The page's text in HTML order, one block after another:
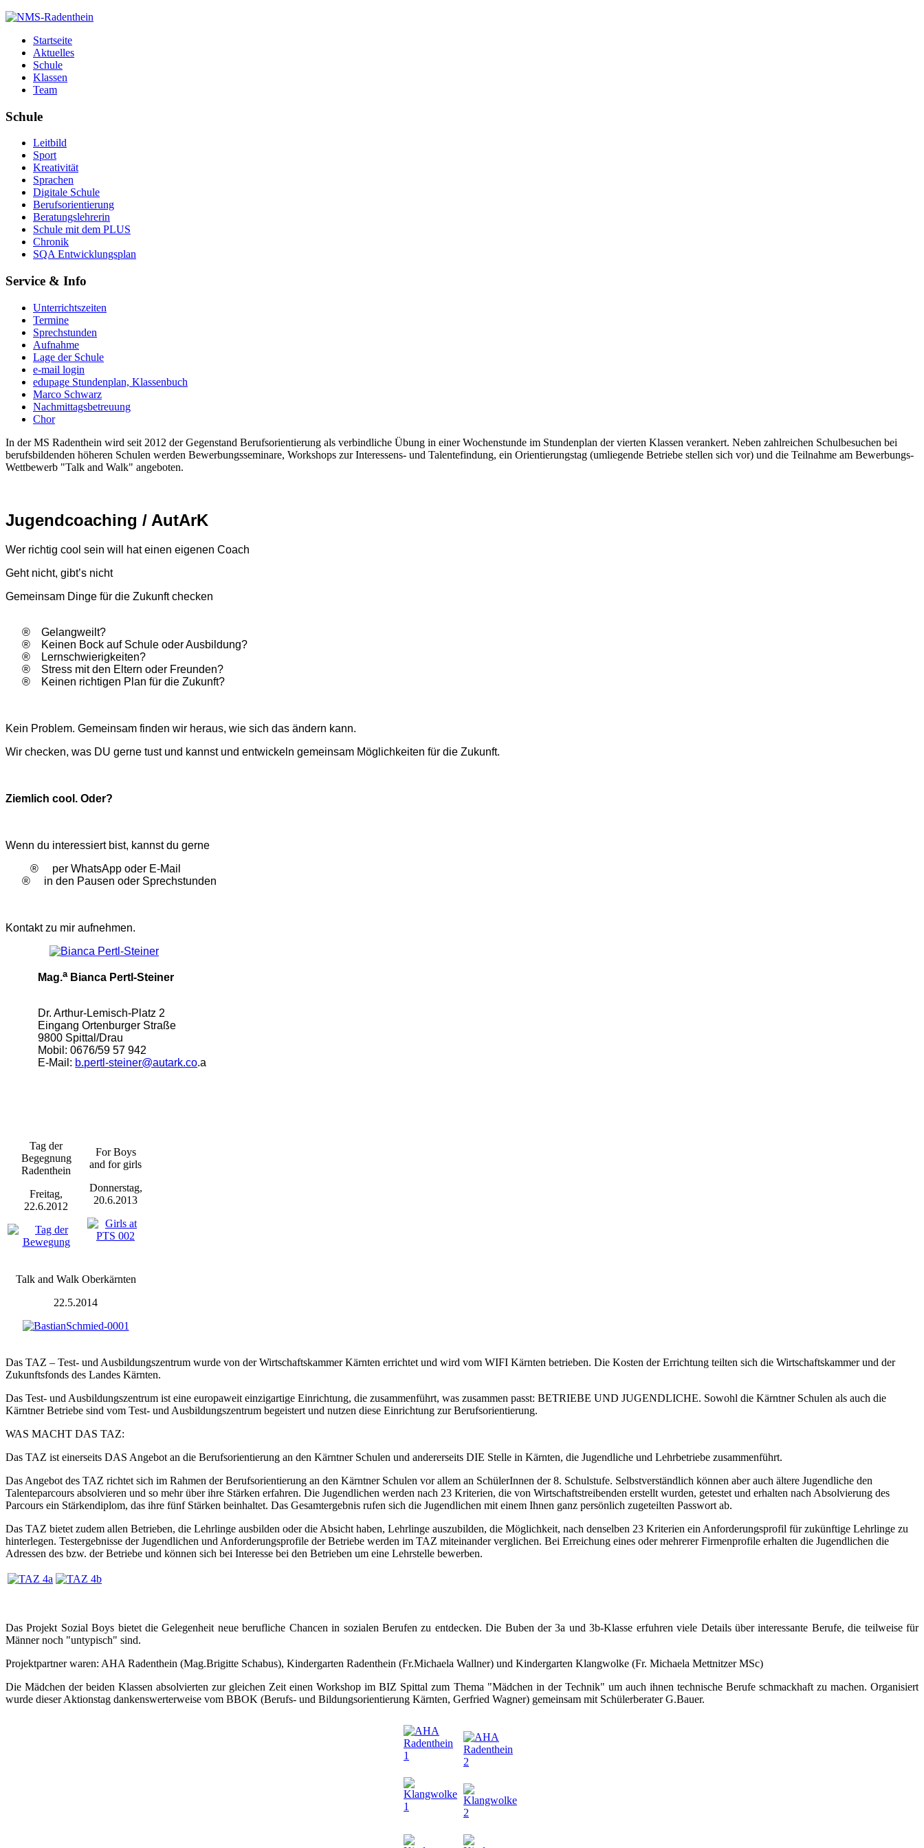
Startseite
Aktuelles
Schule
Klassen
Team
Schule
Leitbild
Sport
Kreativität
Sprachen
Digitale Schule
Berufsorientierung
Beratungslehrerin
Schule mit dem PLUS
Chronik
SQA Entwicklungsplan
Service & Info
Unterrichtszeiten
Termine
Sprechstunden
Aufnahme
Lage der Schule
e-mail login
edupage Stundenplan, Klassenbuch
Marco Schwarz
Nachmittagsbetreuung
Chor
In der MS Radenthein wird seit 2012 der Gegenstand Berufsorientierung als verbindliche Übung in einer Wochenstunde im Stundenplan der vierten Klassen verankert. Neben zahlreichen Schulbesuchen bei
berufsbildenden höheren Schulen werden Bewerbungsseminare, Workshops zur Interessens- und Talentefindung, ein Orientierungstag (umliegende Betriebe stellen sich vor) und die Teilnahme am Bewerbungs-
Wettbewerb "Talk and Walk" angeboten.
Jugendcoaching / AutArK
Wer richtig cool sein will hat einen eigenen Coach
Geht nicht, gibt’s nicht
Gemeinsam Dinge für die Zukunft checken
®
Gelangweilt?
®
Keinen Bock auf Schule oder Ausbildung?
®
Lernschwierigkeiten?
®
Stress mit den Eltern oder Freunden?
®
Keinen richtigen Plan für die Zukunft?
Kein Problem. Gemeinsam finden wir heraus, wie sich das ändern kann.
Wir checken, was DU gerne tust und kannst und entwickeln gemeinsam Möglichkeiten für die Zukunft.
Ziemlich cool. Oder?
Wenn du interessiert bist, kannst du gerne
®
per WhatsApp oder E-Mail
®
in den Pausen oder Sprechstunden
Kontakt zu mir aufnehmen.
Mag.a Bianca Pertl-Steiner
Dr. Arthur-Lemisch-Platz 2
Eingang Ortenburger Straße
9800 Spittal/Drau
Mobil: 0676/59 57 942
E-Mail: b.pertl-steiner@autark.co.a
Tag der
Begegnung
Radenthein
Freitag,
22.6.2012
For Boys
and for girls
Donnerstag,
20.6.2013
Talk and Walk Oberkärnten
22.5.2014
Das TAZ – Test- und Ausbildungszentrum wurde von der Wirtschaftskammer Kärnten errichtet und wird vom WIFI Kärnten betrieben. Die Kosten der Errichtung teilten sich die Wirtschaftskammer und der
Zukunftsfonds des Landes Kärnten.
Das Test- und Ausbildungszentrum ist eine europaweit einzigartige Einrichtung, die zusammenführt, was zusammen passt: BETRIEBE UND JUGENDLICHE. Sowohl die Kärntner Schulen als auch die
Kärntner Betriebe sind vom Test- und Ausbildungszentrum begeistert und nutzen diese Einrichtung zur Berufsorientierung.
WAS MACHT DAS TAZ:
Das TAZ ist einerseits DAS Angebot an die Berufsorientierung an den Kärntner Schulen und andererseits DIE Stelle in Kärnten, die Jugendliche und Lehrbetriebe zusammenführt.
Das Angebot des TAZ richtet sich im Rahmen der Berufsorientierung an den Kärntner Schulen vor allem an SchülerInnen der 8. Schulstufe. Selbstverständlich können aber auch ältere Jugendliche den
Talenteparcours absolvieren und so mehr über ihre Stärken erfahren. Die Jugendlichen werden nach 23 Kriterien, die von Wirtschaftstreibenden erstellt wurden, getestet und erhalten nach Absolvierung des
Parcours ein Stärkendiplom, das ihre fünf Stärken beinhaltet. Das Gesamtergebnis rufen sich die Jugendlichen mit einem Ihnen ganz persönlich zugeteilten Passwort ab.
Das TAZ bietet zudem allen Betrieben, die Lehrlinge ausbilden oder die Absicht haben, Lehrlinge auszubilden, die Möglichkeit, nach denselben 23 Kriterien ein Anforderungsprofil für zukünftige Lehrlinge zu
hinterlegen. Testergebnisse der Jugendlichen und Anforderungsprofile der Betriebe werden im TAZ miteinander verglichen. Bei Erreichung eines oder mehrerer Firmenprofile erhalten die Jugendlichen die
Adressen des bzw. der Betriebe und können sich bei Interesse bei den Betrieben um eine Lehrstelle bewerben.
Das Projekt Sozial Boys bietet die Gelegenheit neue berufliche Chancen in sozialen Berufen zu entdecken. Die Buben der 3a und 3b-Klasse erfuhren viele Details über interessante Berufe, die teilweise für
Männer noch "untypisch" sind.
Projektpartner waren: AHA Radenthein (Mag.Brigitte Schabus), Kindergarten Radenthein (Fr.Michaela Wallner) und Kindergarten Klangwolke (Fr. Michaela Mettnitzer MSc)
Die Mädchen der beiden Klassen absolvierten zur gleichen Zeit einen Workshop im BIZ Spittal zum Thema "Mädchen in der Technik" um auch ihnen technische Berufe schmackhaft zu machen. Organisiert
wurde dieser Aktionstag dankenswerterweise vom BBOK (Berufs- und Bildungsorientierung Kärnten, Gerfried Wagner) gemeinsam mit Schülerberater G.Bauer.